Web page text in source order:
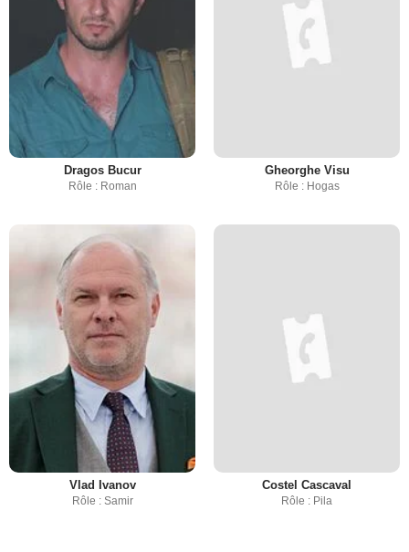
Dragos Bucur
Rôle : Roman
Gheorghe Visu
Rôle : Hogas
Vlad Ivanov
Rôle : Samir
Costel Cascaval
Rôle : Pila